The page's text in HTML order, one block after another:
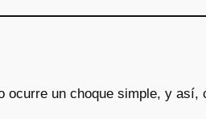
un choque simple, y así,